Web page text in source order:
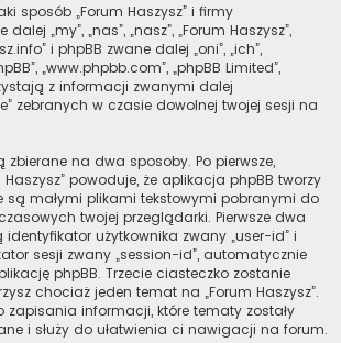
sposób „Forum Haszysz” i firmy
„my”, „nas”, „nasz”, „Forum Haszysz”,
i phpBB zwane dalej „oni”, „ich”,
„www.phpbb.com”, „phpBB Limited”,
z informacji zwanymi dalej
zebranych w czasie dowolnej twojej sesji na
na dwa sposoby. Po pierwsze,
powoduje, że aplikacja phpBB tworzy
są małymi plikami tekstowymi pobranymi do
twojej przeglądarki. Pierwsze dwa
użytkownika zwany „user-id” i
sesji zwany „session-id”, automatycznie
phpBB. Trzecie ciasteczko zostanie
chociaż jeden temat na „Forum Haszysz”.
zapisania informacji, które tematy zostały
i służy do ułatwienia ci nawigacji na forum.